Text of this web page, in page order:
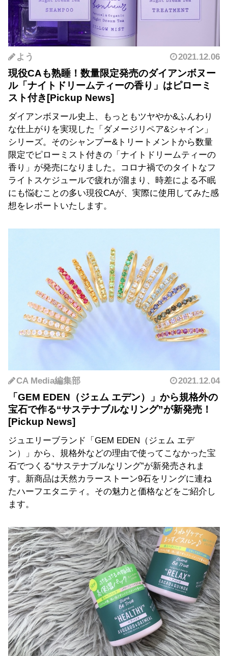
よう 2021.12.06
現役CAも熟睡！数量限定発売のダイアンボヌー
ル「ナイトドリームティーの香り」はピローミ
スト付き
ダイアンボヌール史上、もっともツヤやか&ふんわり
な仕上がりを実現した「ダメージリペア&シャイン」
シリーズ。そのシャンプー&トリートメントから数量
限定でピローミスト付きの「ナイトドリームティーの
香り」が発売になりました。コロナ禍でのタイトなフ
ライトスケジュールで疲れが溜まり、時差による不眠
にも悩むことの多い現役CAが、実際に使用してみた感
想をレポートいたします。
CA Media編集部 2021.12.04
「GEM EDEN（ジェム エデン）」から規格外の
宝石で作る“サステナブルなリング”が新発売！
ジュエリーブランド「GEM EDEN（ジェム エデ
ン）」から、規格外などの理由で使ってこなかった宝
石でつくる“サステナブルなリング”が新発売されま
す。新商品は天然カラーストーン9石をリングに連ね
たハーフエタニティ。その魅力と価格などをご紹介し
ます。